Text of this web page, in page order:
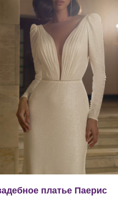
платье Паерис